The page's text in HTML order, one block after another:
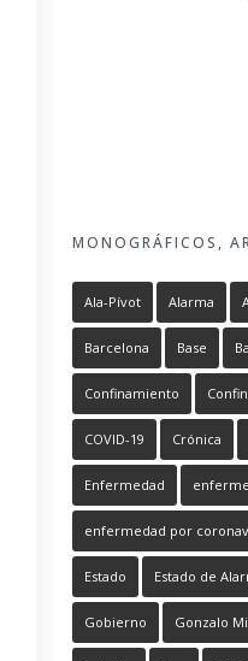
MONOGRÁFICOS,
Ala-Pívot Alarma
Barcelona Base
Confinamiento
COVID-19 Crónica
Enfermedad
enfermedad por
Estado Estado de
Gobierno Gonzalo